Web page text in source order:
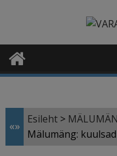
«»
Esileht >
Mälumäng: